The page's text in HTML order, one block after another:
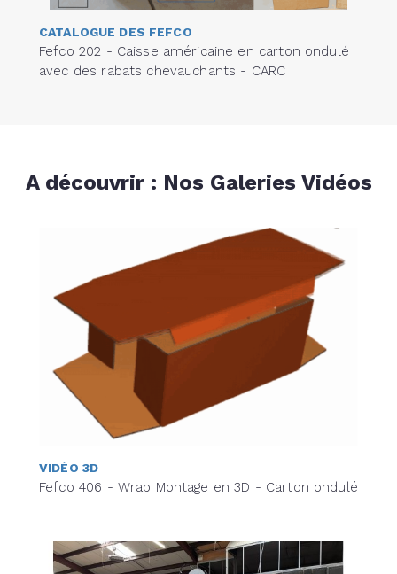
CATALOGUE DES FEFCO
Fefco 202 - Caisse américaine en carton ondulé
avec des rabats chevauchants - CARC
A découvrir : Nos Galeries Vidéos
VIDÉO 3D
Fefco 406 - Wrap Montage en 3D - Carton ondulé